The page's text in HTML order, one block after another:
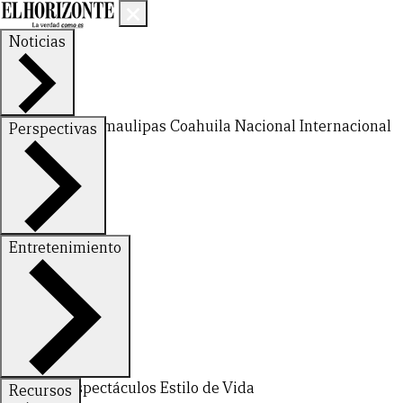
Noticias
Nuevo LeónTamaulipas Coahuila NacionalInternacional
Perspectivas
FinanzasOpinión
Entretenimiento
DeportesEspectáculos Estilo de Vida
Recursos
CERRAR